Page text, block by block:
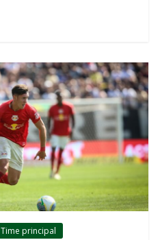
Time principal